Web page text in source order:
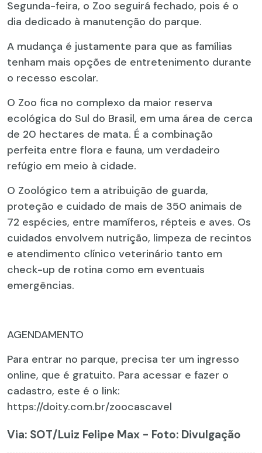
Segunda-feira, o Zoo seguirá fechado, pois é o
dia dedicado à manutenção do parque.
A mudança é justamente para que as famílias
tenham mais opções de entretenimento durante
o recesso escolar.
O Zoo fica no complexo da maior reserva
ecológica do Sul do Brasil, em uma área de cerca
de 20 hectares de mata. É a combinação
perfeita entre flora e fauna, um verdadeiro
refúgio em meio à cidade.
O Zoológico tem a atribuição de guarda,
proteção e cuidado de mais de 350 animais de
72 espécies, entre mamíferos, répteis e aves. Os
cuidados envolvem nutrição, limpeza de recintos
e atendimento clínico veterinário tanto em
check-up de rotina como em eventuais
emergências.
AGENDAMENTO
Para entrar no parque, precisa ter um ingresso
online, que é gratuito. Para acessar e fazer o
cadastro, este é o link:
https://doity.com.br/zoocascavel
Via: SOT/Luiz Felipe Max - Foto: Divulgação